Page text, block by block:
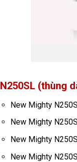
N250SL (thùng
New Mighty
New Mighty
New Mighty
New Mighty